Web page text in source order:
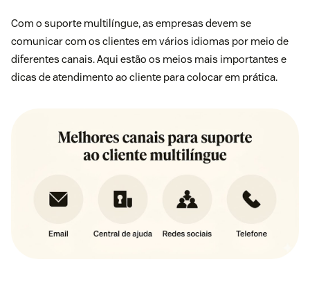
Com o suporte multilíngue, as empresas devem se
comunicar com os clientes em vários idiomas por meio de
diferentes canais. Aqui estão os meios mais importantes e
dicas de atendimento ao cliente para colocar em prática.